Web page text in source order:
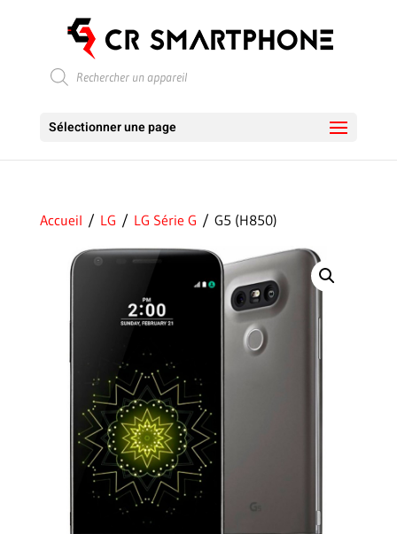
Recherche
de
Sélectionner une page
Accueil / LG / LG Série G / G5 (H850)